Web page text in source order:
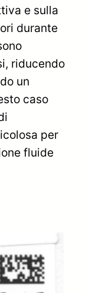
e sulla
durante
riducendo
un
caso
per
fluide